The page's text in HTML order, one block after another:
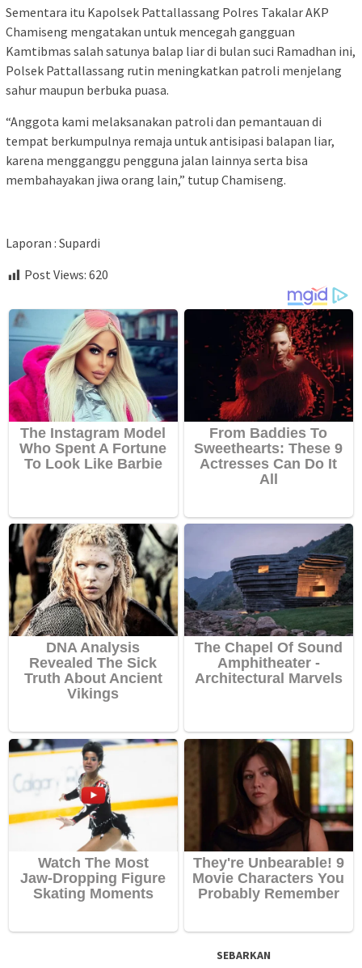
Sementara itu Kapolsek Pattallassang Polres Takalar AKP
Chamiseng mengatakan untuk mencegah gangguan
Kamtibmas salah satunya balap liar di bulan suci Ramadhan ini,
Polsek Pattallassang rutin meningkatkan patroli menjelang
sahur maupun berbuka puasa.
“Anggota kami melaksanakan patroli dan pemantauan di
tempat berkumpulnya remaja untuk antisipasi balapan liar,
karena mengganggu pengguna jalan lainnya serta bisa
membahayakan jiwa orang lain,” tutup Chamiseng.
Laporan : Supardi
Post Views: 620
SEBARKAN